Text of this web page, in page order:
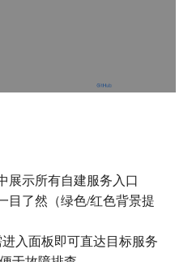
展示所有自建服务入口
目了然（绿色/红色背景提
入面板即可直达目标服务